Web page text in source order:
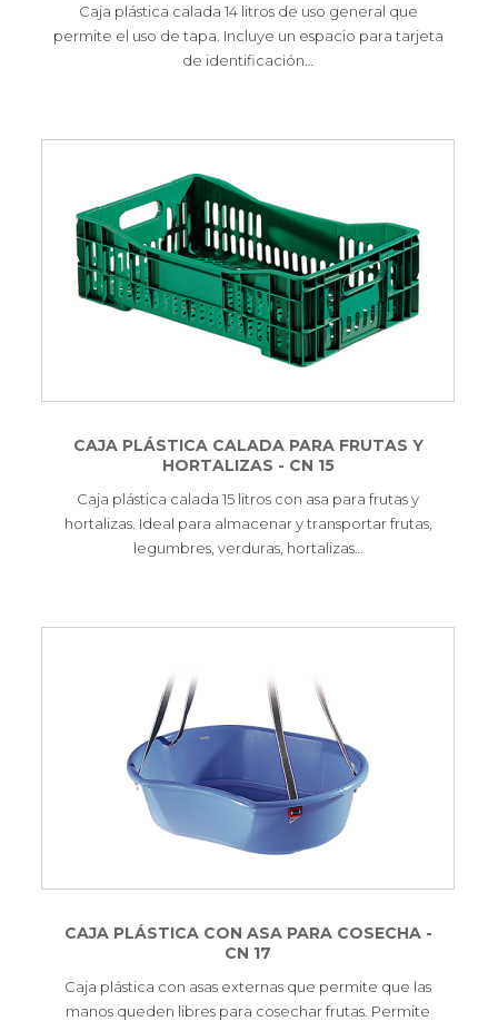
Caja plástica calada 14 litros de uso general que
permite el uso de tapa. Incluye un espacio para tarjeta
de identificación…
CAJA PLÁSTICA CALADA PARA FRUTAS Y
HORTALIZAS - CN 15
Caja plástica calada 15 litros con asa para frutas y
hortalizas. Ideal para almacenar y transportar frutas,
legumbres, verduras, hortalizas…
CAJA PLÁSTICA CON ASA PARA COSECHA -
CN 17
Caja plástica con asas externas que permite que las
manos queden libres para cosechar frutas. Permite